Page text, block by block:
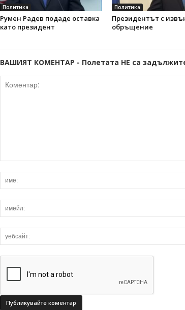
Политика
Румен Радев подаде оставка
като президент
Политика
Президентът с
обръщение
ВАШИЯТ КОМЕНТАР - Полетата НЕ са